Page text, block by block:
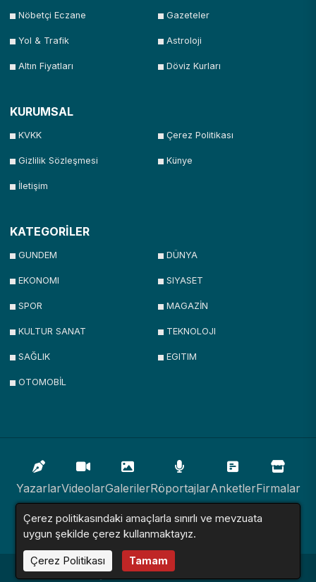
Nöbetçi Eczane Gazeteler
Yol & Trafik Astroloji
Altın Fiyatları Döviz Kurları
KURUMSAL
KVKK Çerez Politikası
Gizlilik Sözleşmesi Künye
İletişim
KATEGORİLER
GUNDEM DÜNYA
EKONOMI SIYASET
SPOR MAGAZİN
KULTUR SANAT TEKNOLOJI
SAĞLIK EGITIM
OTOMOBİL
YazarlarVideolarGalerilerRöportajlarAnketlerFirmalar
İlanlarResmi İlanlarSitemap
Haber Sitesi © 2016 - 2024. Tüm Hakları Saklıdır.
Çerez politikasındaki amaçlarla sınırlı ve mevzuata
uygun şekilde çerez kullanmaktayız.
Çerez Politikası
Tamam